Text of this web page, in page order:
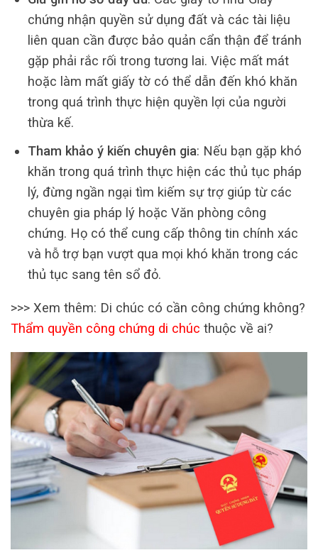
chứng nhận quyền sử dụng đất và các tài liệu
liên quan cần được bảo quản cẩn thận để tránh
gặp phải rắc rối trong tương lai. Việc mất mát
hoặc làm mất giấy tờ có thể dẫn đến khó khăn
trong quá trình thực hiện quyền lợi của người
thừa kế.
Tham khảo ý kiến chuyên gia: Nếu bạn gặp khó
khăn trong quá trình thực hiện các thủ tục pháp
lý, đừng ngần ngại tìm kiếm sự trợ giúp từ các
chuyên gia pháp lý hoặc Văn phòng công
chứng. Họ có thể cung cấp thông tin chính xác
và hỗ trợ bạn vượt qua mọi khó khăn trong các
thủ tục sang tên sổ đỏ.
>>> Xem thêm: Di chúc có cần công chứng không?
Thẩm quyền công chứng di chúc thuộc về ai?